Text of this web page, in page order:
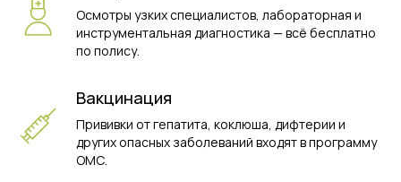
Осмотры узких специалистов, лабораторная и
инструментальная диагностика — всё бесплатно
по полису.
Вакцинация
Прививки от гепатита, коклюша, дифтерии и
других опасных заболеваний входят в программу
ОМС.